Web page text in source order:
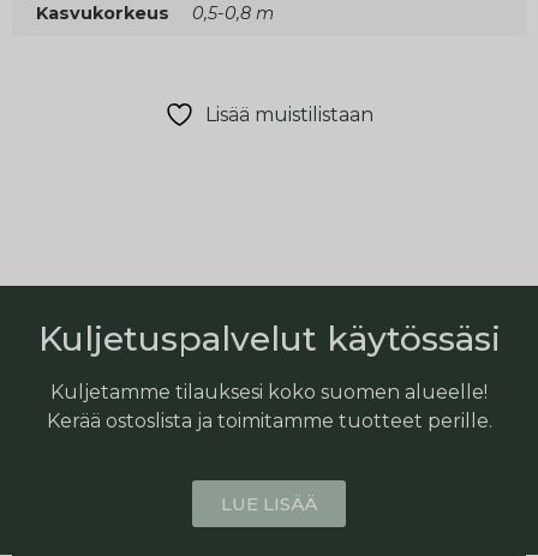
Kasvukorkeus 0,5-0,8 m
Lisää muistilistaan
Kuljetuspalvelut käytössäsi
Kuljetamme tilauksesi koko suomen alueelle!
Kerää ostoslista ja toimitamme tuotteet perille.
LUE LISÄÄ